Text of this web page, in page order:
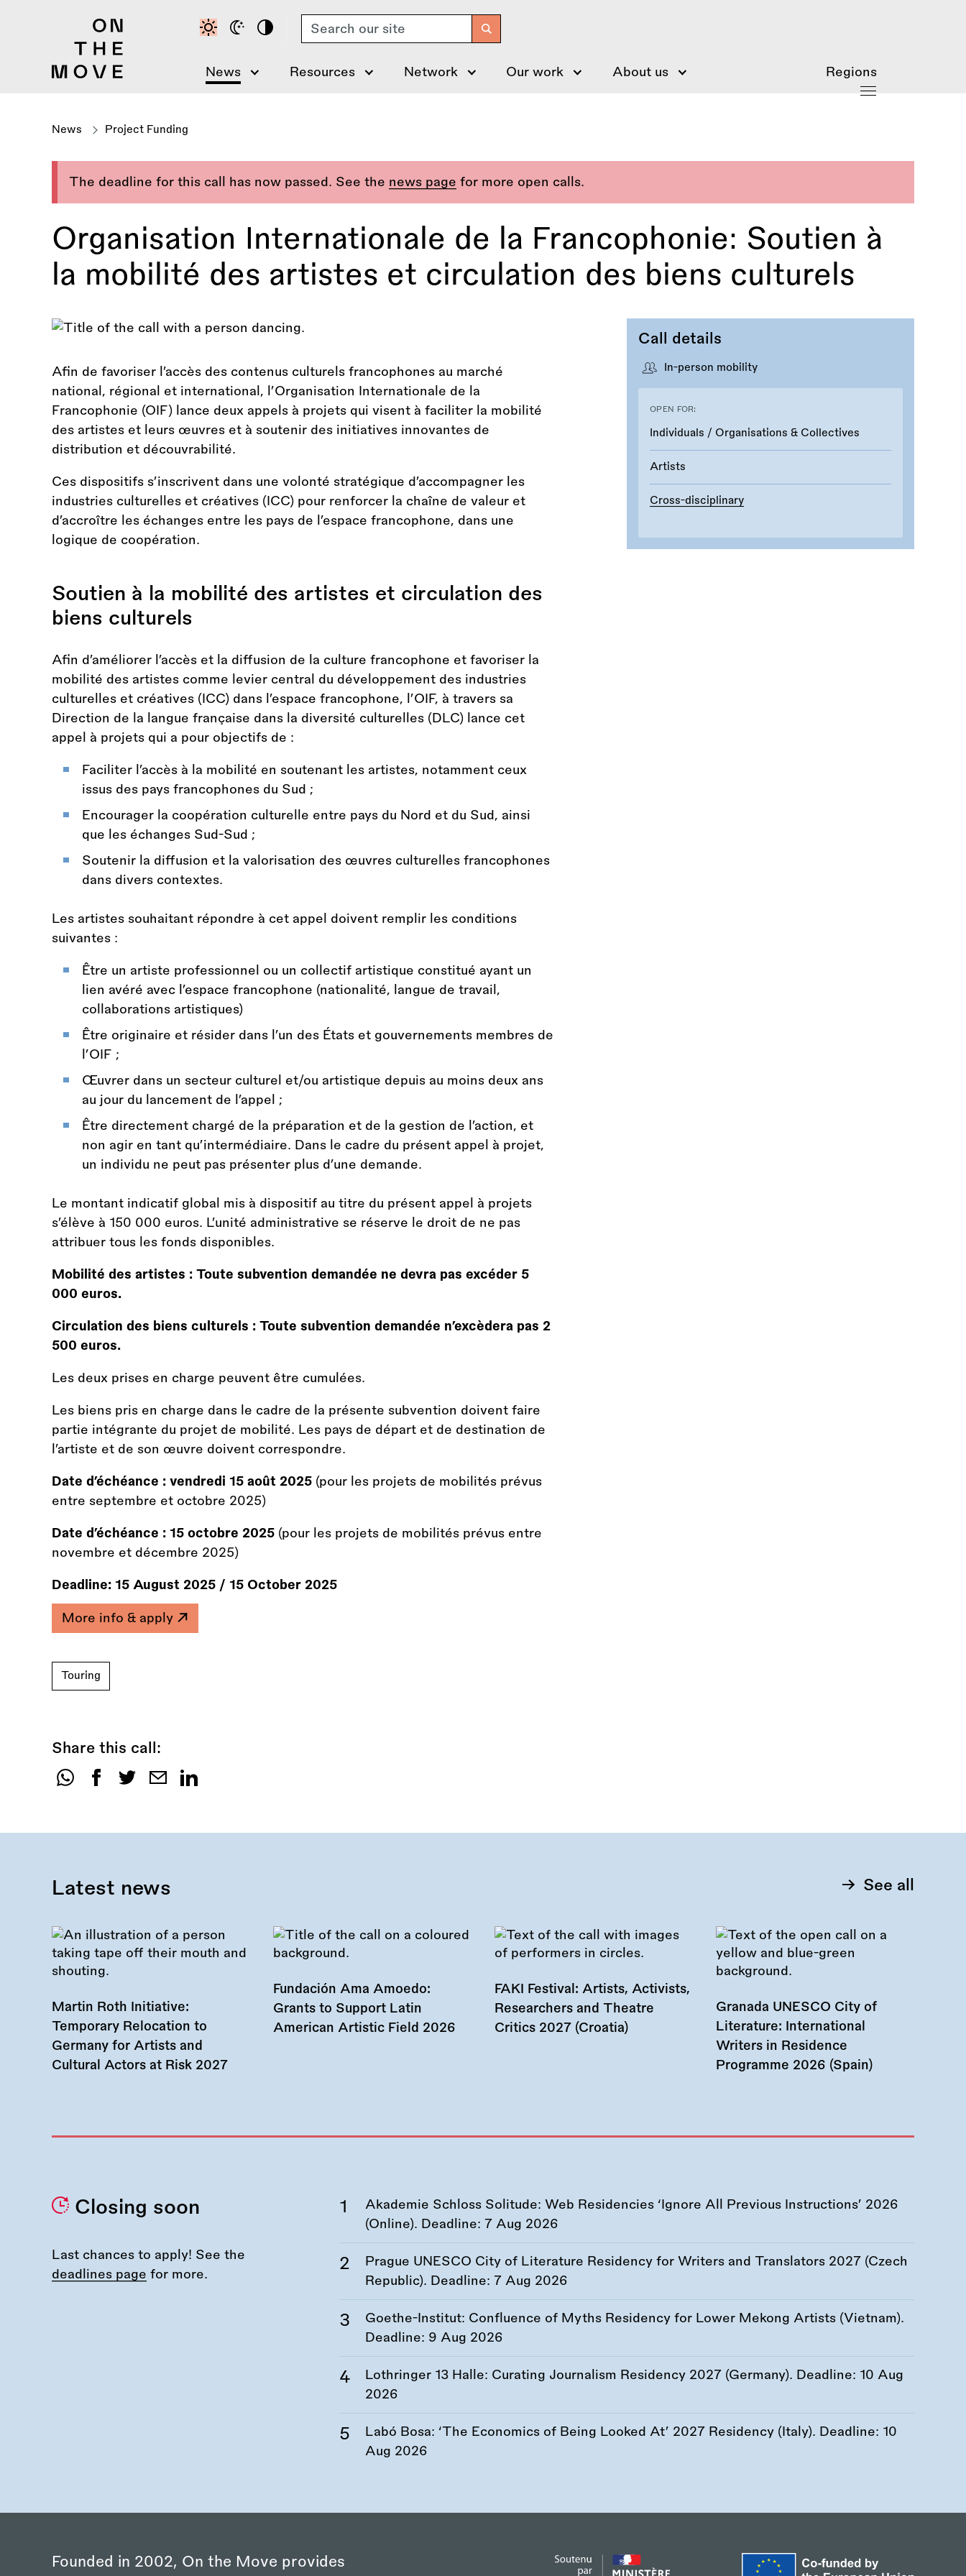
Search
News Resources Network Our work About us Regions
News Project Funding
The deadline for this call has now passed. See the news page for more open calls.
Organisation Internationale de la Francophonie: Soutien à
la mobilité des artistes et circulation des biens culturels
Call details
In-person mobility
OPEN FOR:
Individuals / Organisations & Collectives
Artists
Cross-disciplinary
Afin de favoriser l’accès des contenus culturels francophones au marché
national, régional et international, l’Organisation Internationale de la
Francophonie (OIF) lance deux appels à projets qui visent à faciliter la mobilité
des artistes et leurs œuvres et à soutenir des initiatives innovantes de
distribution et découvrabilité.
Ces dispositifs s’inscrivent dans une volonté stratégique d’accompagner les
industries culturelles et créatives (ICC) pour renforcer la chaîne de valeur et
d’accroître les échanges entre les pays de l’espace francophone, dans une
logique de coopération.
Soutien à la mobilité des artistes et circulation des
biens culturels
Afin d’améliorer l’accès et la diffusion de la culture francophone et favoriser la
mobilité des artistes comme levier central du développement des industries
culturelles et créatives (ICC) dans l’espace francophone, l’OIF, à travers sa
Direction de la langue française dans la diversité culturelles (DLC) lance cet
appel à projets qui a pour objectifs de :
Faciliter l’accès à la mobilité en soutenant les artistes, notamment ceux
issus des pays francophones du Sud ;
Encourager la coopération culturelle entre pays du Nord et du Sud, ainsi
que les échanges Sud-Sud ;
Soutenir la diffusion et la valorisation des œuvres culturelles francophones
dans divers contextes.
Les artistes souhaitant répondre à cet appel doivent remplir les conditions
suivantes :
Être un artiste professionnel ou un collectif artistique constitué ayant un
lien avéré avec l’espace francophone (nationalité, langue de travail,
collaborations artistiques)
Être originaire et résider dans l’un des États et gouvernements membres de
l’OIF ;
Œuvrer dans un secteur culturel et/ou artistique depuis au moins deux ans
au jour du lancement de l’appel ;
Être directement chargé de la préparation et de la gestion de l’action, et
non agir en tant qu’intermédiaire. Dans le cadre du présent appel à projet,
un individu ne peut pas présenter plus d’une demande.
Le montant indicatif global mis à dispositif au titre du présent appel à projets
s’élève à 150 000 euros. L’unité administrative se réserve le droit de ne pas
attribuer tous les fonds disponibles.
Mobilité des artistes : Toute subvention demandée ne devra pas excéder 5
000 euros.
Circulation des biens culturels : Toute subvention demandée n’excèdera pas 2
500 euros.
Les deux prises en charge peuvent être cumulées.
Les biens pris en charge dans le cadre de la présente subvention doivent faire
partie intégrante du projet de mobilité. Les pays de départ et de destination de
l’artiste et de son œuvre doivent correspondre.
Date d’échéance : vendredi 15 août 2025 (pour les projets de mobilités prévus
entre septembre et octobre 2025)
Date d’échéance : 15 octobre 2025 (pour les projets de mobilités prévus entre
novembre et décembre 2025)
Deadline: 15 August 2025 / 15 October 2025
More info & apply
Touring
Share this call:
Share
Latest news See all
Martin Roth Initiative:
Temporary Relocation to
Germany for Artists and
Cultural Actors at Risk 2027
Fundación Ama Amoedo:
Grants to Support Latin
American Artistic Field 2026
FAKI Festival: Artists, Activists,
Researchers and Theatre
Critics 2027 (Croatia)
Granada UNESCO City of
Literature: International
Writers in Residence
Programme 2026 (Spain)
Closing soon
Last chances to apply! See the
deadlines page for more.
Akademie Schloss Solitude: Web Residencies ‘Ignore All Previous Instructions’ 2026
(Online). Deadline: 7 Aug 2026
Prague UNESCO City of Literature Residency for Writers and Translators 2027 (Czech
Republic). Deadline: 7 Aug 2026
Goethe-Institut: Confluence of Myths Residency for Lower Mekong Artists (Vietnam).
Deadline: 9 Aug 2026
Lothringer 13 Halle: Curating Journalism Residency 2027 (Germany). Deadline: 10 Aug
2026
Labó Bosa: ‘The Economics of Being Looked At’ 2027 Residency (Italy). Deadline: 10
Aug 2026
Founded in 2002, On the Move provides